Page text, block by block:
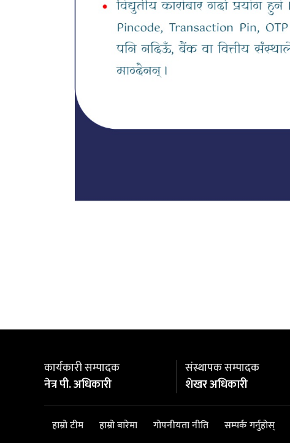
कार्यकारी सम्पादक
नेत्र पी. अधिकारी
संस्थापक सम्पादक
शेखर अधिकारी
हाम्रो टीम हाम्रो बारेमा गोपनीयता नीति सम्पर्क गर्नुहोस्